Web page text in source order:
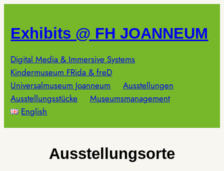
springen
Exhibits @ FH JOANNEUM
Digital Media & Immersive Systems
Kindermuseum FRida & freD
Universalmuseum Joanneum
Ausstellungen
Ausstellungsstücke
Museumsmanagement
English
Ausstellungsorte